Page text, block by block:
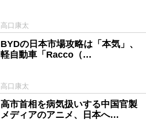
高口康太
BYDの日本市場攻略は「本気」、
軽自動車「Racco（…
高口康太
高市首相を病気扱いする中国官製
メディアのアニメ、日本へ…